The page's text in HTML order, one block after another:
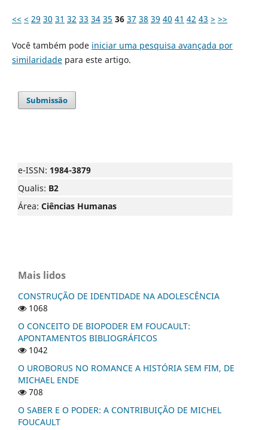
<< < 29 30 31 32 33 34 35 36 37 38 39 40 41 42 43 > >>
Você também pode iniciar uma pesquisa avançada por
similaridadepara este artigo.
Submissão
e-ISSN: 1984-3879
Qualis: B2
Área: Ciências Humanas
Mais lidos
CONSTRUÇÃO DE IDENTIDADE NA ADOLESCÊNCIA
1068
O CONCEITO DE BIOPODER EM FOUCAULT:
APONTAMENTOS BIBLIOGRÁFICOS
1042
O UROBORUS NO ROMANCE A HISTÓRIA SEM FIM, DE
MICHAEL ENDE
708
O SABER E O PODER: A CONTRIBUIÇÃO DE MICHEL
FOUCAULT